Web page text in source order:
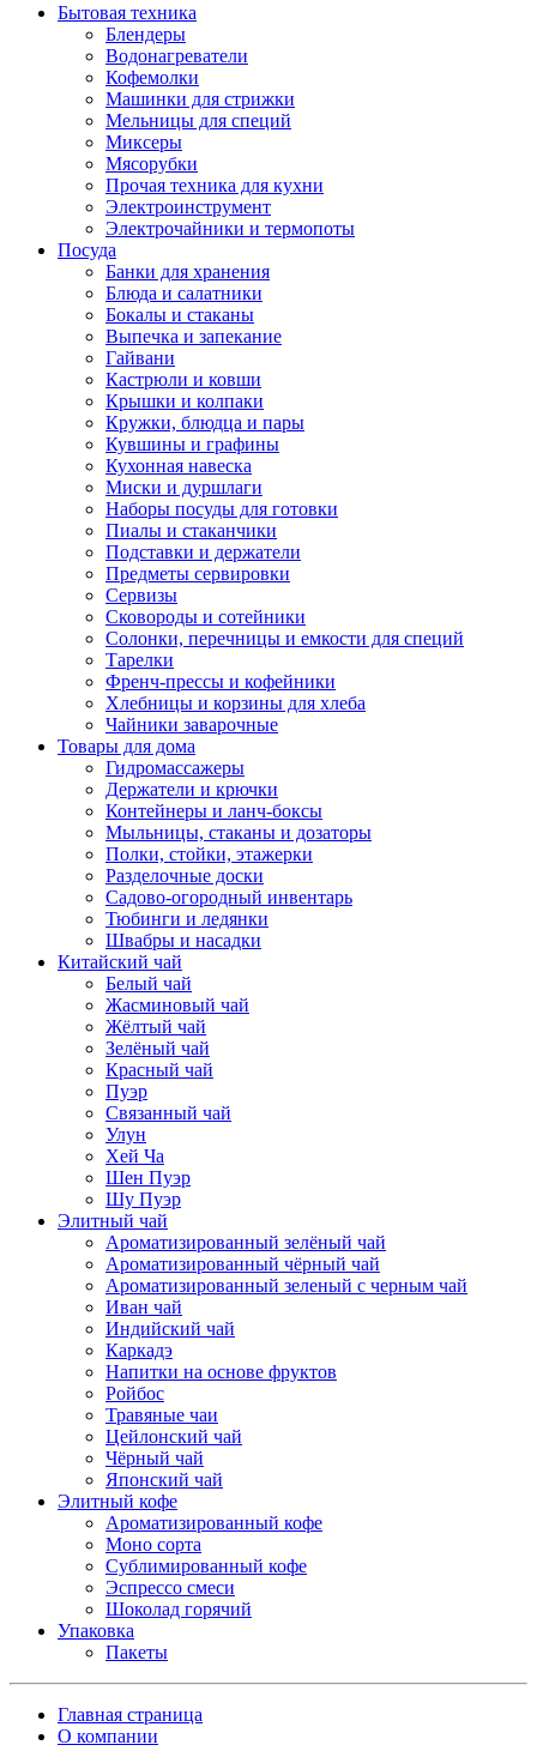
Бытовая техника
Блендеры
Водонагреватели
Кофемолки
Машинки для стрижки
Мельницы для специй
Миксеры
Мясорубки
Прочая техника для кухни
Электроинструмент
Электрочайники и термопоты
Посуда
Банки для хранения
Блюда и салатники
Бокалы и стаканы
Выпечка и запекание
Гайвани
Кастрюли и ковши
Крышки и колпаки
Кружки, блюдца и пары
Кувшины и графины
Кухонная навеска
Миски и дуршлаги
Наборы посуды для готовки
Пиалы и стаканчики
Подставки и держатели
Предметы сервировки
Сервизы
Сковороды и сотейники
Солонки, перечницы и емкости для специй
Тарелки
Френч-прессы и кофейники
Хлебницы и корзины для хлеба
Чайники заварочные
Товары для дома
Гидромассажеры
Держатели и крючки
Контейнеры и ланч-боксы
Мыльницы, стаканы и дозаторы
Полки, стойки, этажерки
Разделочные доски
Садово-огородный инвентарь
Тюбинги и ледянки
Швабры и насадки
Китайский чай
Белый чай
Жасминовый чай
Жёлтый чай
Зелёный чай
Красный чай
Пуэр
Связанный чай
Улун
Хей Ча
Шен Пуэр
Шу Пуэр
Элитный чай
Ароматизированный зелёный чай
Ароматизированный чёрный чай
Ароматизированный зеленый с черным чай
Иван чай
Индийский чай
Каркадэ
Напитки на основе фруктов
Ройбос
Травяные чаи
Цейлонский чай
Чёрный чай
Японский чай
Элитный кофе
Ароматизированный кофе
Моно сорта
Сублимированный кофе
Эспрессо смеси
Шоколад горячий
Упаковка
Пакеты
Главная страница
О компании